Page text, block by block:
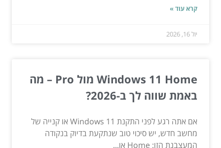
קרא עוד »
יול 16, 2026
Windows 11 Home מול Pro – מה
באמת שווה לך ב-2026?
אם אתה רגע לפני התקנת Windows 11 או קנייה של
מחשב חדש, יש סיכוי טוב שנתקעת בדיוק בנקודה
המעצבנת הזו: Home או...